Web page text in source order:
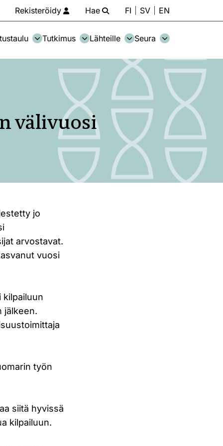
Rekisteröidy Hae FI SV EN
Tutkimus Lähteille Seura
välivuosi
jo
arvostavat.
vuosi
kilpailuun
jälkeen.
työn
siitä hyvissä
kilpailuun.